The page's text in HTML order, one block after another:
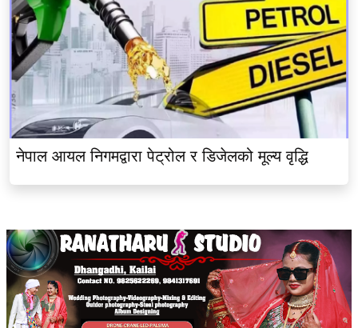
नेपाल आयल निगमद्वारा पेट्रोल र डिजेलको मूल्य वृद्धि